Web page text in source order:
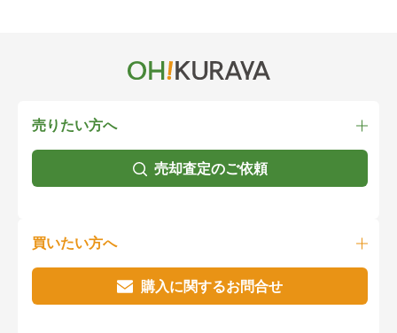
売りたい方へ
売却査定のご依頼
買いたい方へ
購入に関するお問合せ